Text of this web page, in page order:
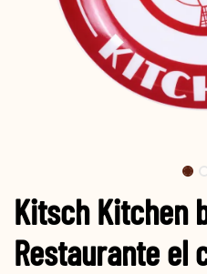
Kitsch Kitchen
Restaurante el